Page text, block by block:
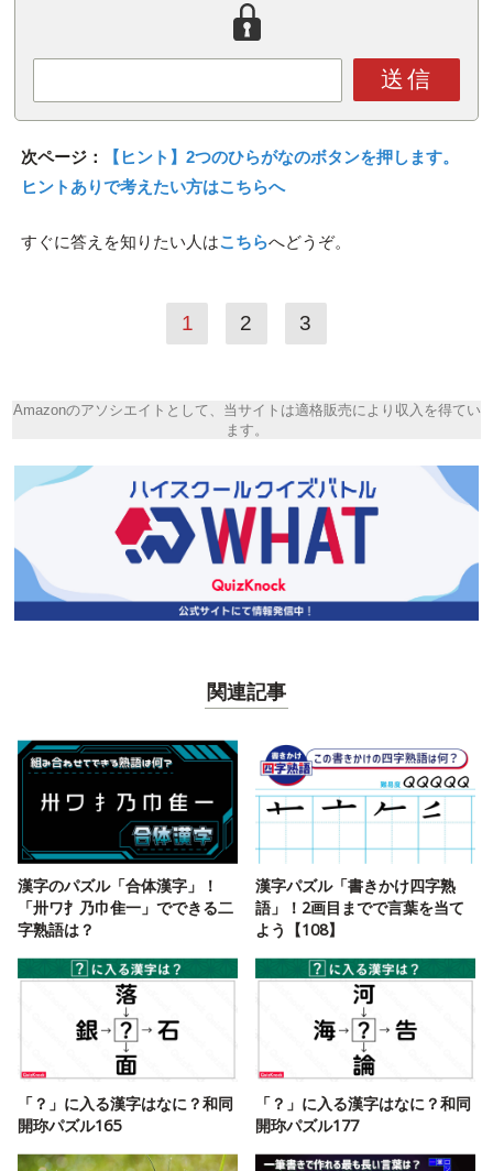
送信
次ページ：
【ヒント】2つのひらがなのボタンを押します。
ヒントありで考えたい方はこちらへ
すぐに答えを知りたい人はこちらへどうぞ。
1 2 3
Amazonのアソシエイトとして、当サイトは適格販売により収入を得てい
ます。
関連記事
漢字のパズル「合体漢字」！
「卅ワ扌乃巾隹一」でできる二
字熟語は？
漢字パズル「書きかけ四字熟
語」！2画目までで言葉を当て
よう【108】
「？」に入る漢字はなに？和同
開珎パズル165
「？」に入る漢字はなに？和同
開珎パズル177